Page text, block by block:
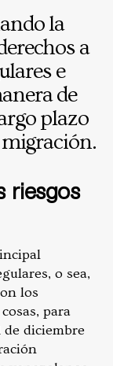
la
a
e
de
plazo
riesgos
o sea,
los
para
de diciembre